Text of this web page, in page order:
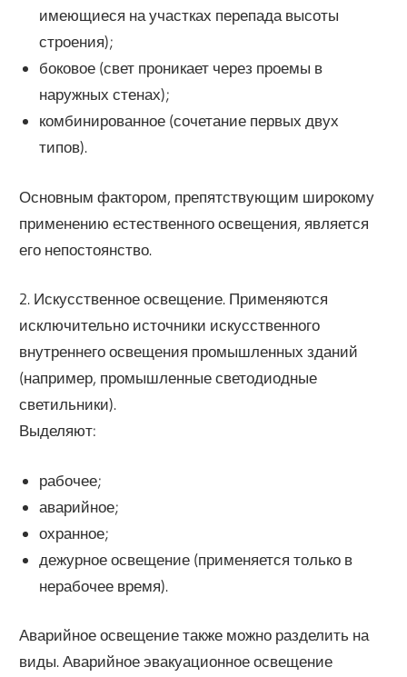
имеющиеся на участках перепада высоты
строения);
боковое (свет проникает через проемы в
наружных стенах);
комбинированное (сочетание первых двух
типов).
Основным фактором, препятствующим широкому
применению естественного освещения, является
его непостоянство.
2. Искусственное освещение. Применяются
исключительно источники искусственного
внутреннего освещения промышленных зданий
(например, промышленные светодиодные
светильники).
Выделяют:
рабочее;
аварийное;
охранное;
дежурное освещение (применяется только в
нерабочее время).
Аварийное освещение также можно разделить на
виды. Аварийное эвакуационное освещение